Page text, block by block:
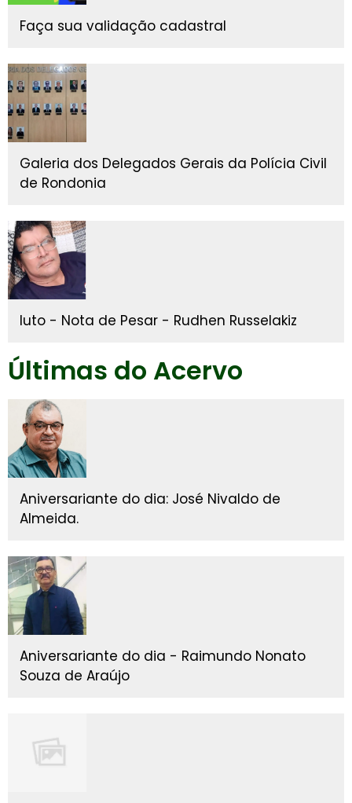
Faça sua validação cadastral
Galeria dos Delegados Gerais da Polícia Civil
de Rondonia
luto - Nota de Pesar - Rudhen Russelakiz
Últimas do Acervo
Aniversariante do dia: José Nivaldo de
Almeida.
Aniversariante do dia - Raimundo Nonato
Souza de Araújo